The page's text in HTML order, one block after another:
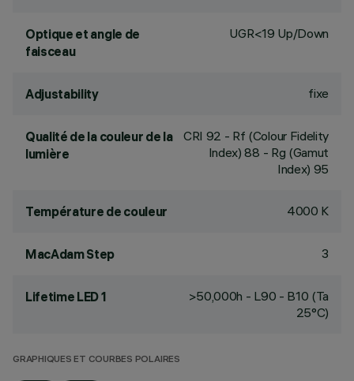
Optique et angle de
faisceau
UGR<19 Up/Down
Adjustability fixe
Qualité de la couleur de la
lumière
CRI 92 - Rf (Colour Fidelity
Index) 88 - Rg (Gamut
Index) 95
Température de couleur 4000 K
MacAdam Step 3
Lifetime LED 1
>50,000h - L90 - B10 (Ta
25°C)
GRAPHIQUES ET COURBES POLAIRES